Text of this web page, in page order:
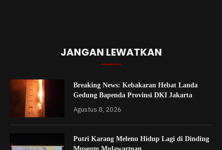
JANGAN LEWATKAN
Breaking News: Kebakaran Hebat Landa
Gedung Bapenda Provinsi DKI Jakarta
Agustus 8, 2026
Putri Karang Melenu Hidup Lagi di Dinding